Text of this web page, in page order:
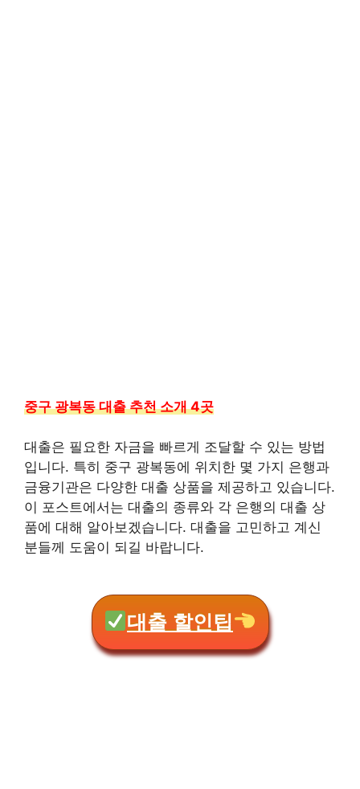
중구 광복동 대출 추천 소개 4곳
대출은 필요한 자금을 빠르게 조달할 수 있는 방법
입니다. 특히 중구 광복동에 위치한 몇 가지 은행과
금융기관은 다양한 대출 상품을 제공하고 있습니다.
이 포스트에서는 대출의 종류와 각 은행의 대출 상
품에 대해 알아보겠습니다. 대출을 고민하고 계신
분들께 도움이 되길 바랍니다.
대출 할인팁